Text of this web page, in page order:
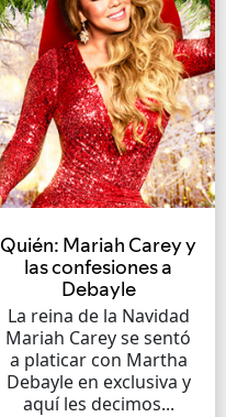
Quién: Mariah Carey y
las confesiones a
Debayle
La reina de la Navidad
Mariah Carey se sentó
a platicar con Martha
Debayle en exclusiva y
aquí les decimos...